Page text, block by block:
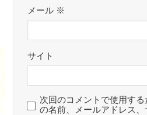
メール ※
サイト
次回のコメントで使用す
の名前、メールアドレス、